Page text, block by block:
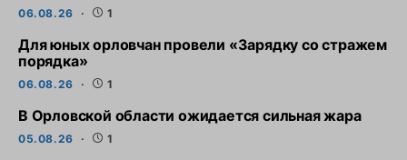
06.08.26 1
Для юных орловчан провели «Зарядку со стражем
порядка»
06.08.26 1
В Орловской области ожидается сильная жара
05.08.26 1